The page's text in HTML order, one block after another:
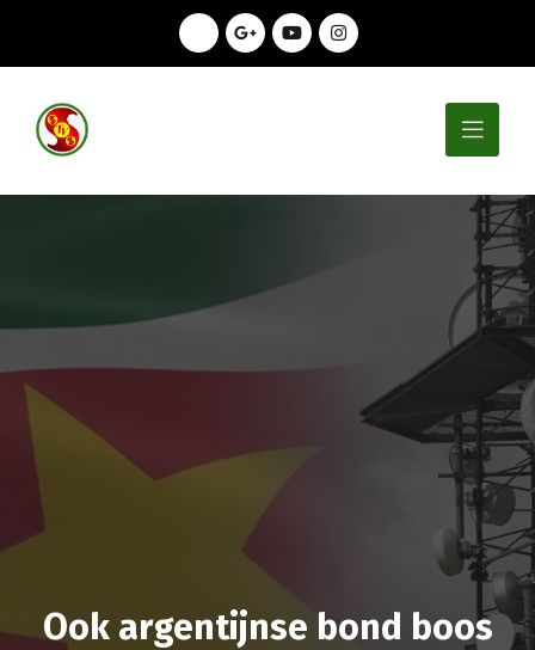
Ook argentijnse bond boos